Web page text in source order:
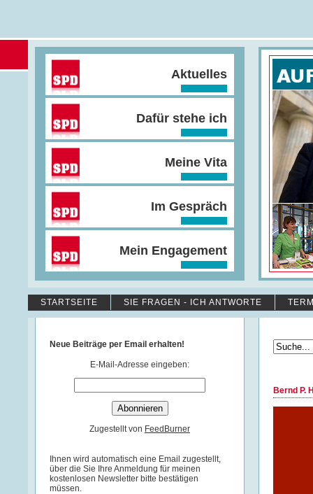
Aktuelles
Dafür stehe ich
Meine Vita
Im Gespräch
Mein Engagement
STARTSEITE SIE FRAGEN - ICH ANTWORTE
Neue Beiträge per Email erhalten!
E-Mail-Adresse eingeben:
Zugestellt von FeedBurner
Ihnen wird automatisch eine Email zugestellt,
über die Sie Ihre Anmeldung für meinen
kostenlosen Newsletter bitte bestätigen
müssen.
Bernd P.